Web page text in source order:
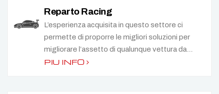
Reparto Racing
L’esperienza acquisita in questo settore ci
permette di proporre le migliori soluzioni per
migliorare l’assetto di qualunque vettura da...
PIU INFO